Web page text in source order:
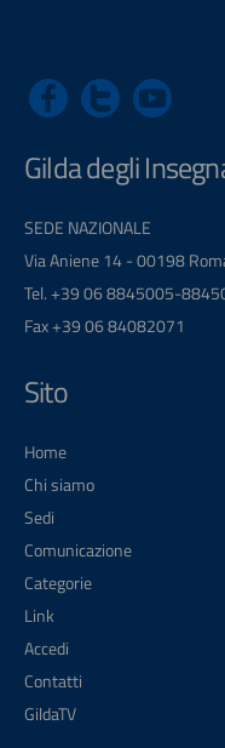
Gilda degli
SEDE NAZIONALE
Via Aniene 14 - 00198
Tel. +39 06 8845005-
Fax +39 06 84082071
Sito
Home
Chi siamo
Sedi
Comunicazione
Categorie
Link
Accedi
Contatti
GildaTV